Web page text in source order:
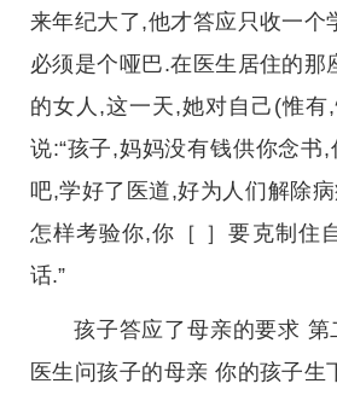
来年纪大了,他才答应只收一个
必须是个哑巴.在医生居住的那
的女人,这一天,她对自己(惟有
说:“孩子,妈妈没有钱供你念书
吧,学好了医道,好为人们解除
怎样考验你,你［ ］要克制住
话.”
孩子答应了母亲的要求 第
医生问孩子的母亲 你的孩子生